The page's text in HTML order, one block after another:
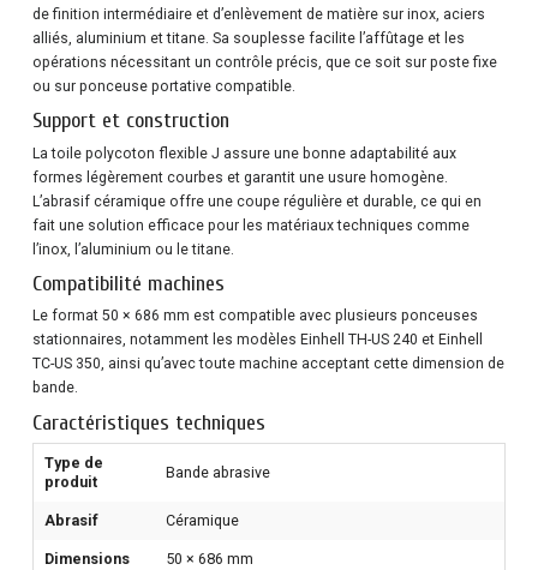
de finition intermédiaire et d’enlèvement de matière sur inox, aciers
alliés, aluminium et titane. Sa souplesse facilite l’affûtage et les
opérations nécessitant un contrôle précis, que ce soit sur poste fixe
ou sur ponceuse portative compatible.
Support et construction
La toile polycoton flexible J assure une bonne adaptabilité aux
formes légèrement courbes et garantit une usure homogène.
L’abrasif céramique offre une coupe régulière et durable, ce qui en
fait une solution efficace pour les matériaux techniques comme
l’inox, l’aluminium ou le titane.
Compatibilité machines
Le format 50 × 686 mm est compatible avec plusieurs ponceuses
stationnaires, notamment les modèles Einhell TH-US 240 et Einhell
TC-US 350, ainsi qu’avec toute machine acceptant cette dimension de
bande.
Caractéristiques techniques
Type de
produit
Bande abrasive
Abrasif Céramique
Dimensions 50 × 686 mm